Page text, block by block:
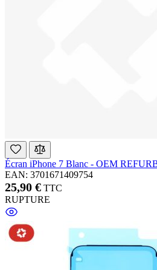
Écran iPhone 7 Blanc - OEM
EAN: 3701671409754
25,90 € TTC
RUPTURE